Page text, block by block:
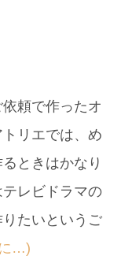
頼で作ったオ
リエでは、め
ときはかなり
レビドラマの
たいというご
…)